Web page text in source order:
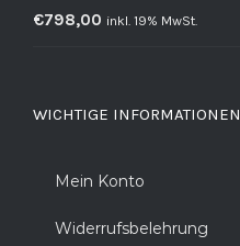
€798,00 inkl. 19% MwSt.
WICHTIGE INFORMATIONEN
Mein Konto
Widerrufsbelehrung